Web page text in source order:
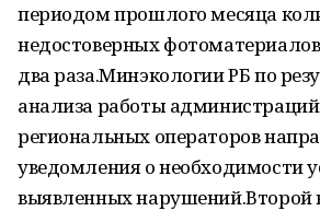
периодом прошлого месяца
недостоверных
два раза.Минэкологии РБ по
анализа работы администраций
региональных операторов
уведомления о необходимости
выявленных нарушений.Второй